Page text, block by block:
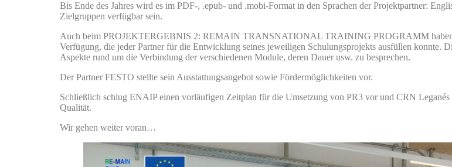
Bis Ende des Jahres wird es im PDF-, .epub- und .mobi-Format in den Sprachen der Projektpartner:
Zielgruppen verfügbar sein.
Auch beim PROJEKTERGEBNIS 2: REMAIN TRANSNATIONAL TRAINING PROGRAMM haben
Verfügung, die jeder Partner für die Entwicklung seines jeweiligen Schulungsprojekts ausfüllen
Aspekte rund um die Verbindung der verschiedenen Module, deren Dauer usw. zu besprechen.
Der Partner FESTO stellte sein Ausstattungsangebot sowie Fördermöglichkeiten vor.
Schließlich schlug ENAIP einen vorläufigen Zeitplan für die Umsetzung von PR3 vor und CRN
Qualität.
Wir gehen weiter voran…